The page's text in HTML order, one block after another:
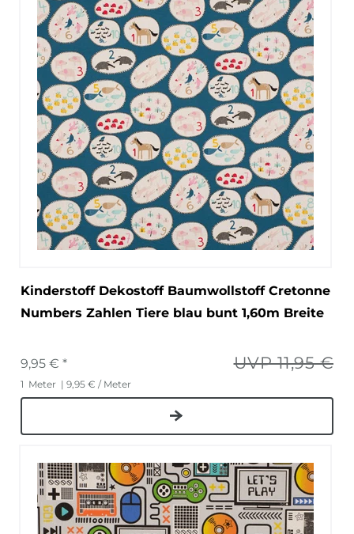
Kinderstoff Dekostoff Baumwollstoff Cretonne
Numbers Zahlen Tiere blau bunt 1,60m Breite
UVP 11,95 €
9,95 € *
1 Meter | 9,95 € / Meter